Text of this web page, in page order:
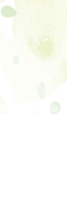
(PL / EN)